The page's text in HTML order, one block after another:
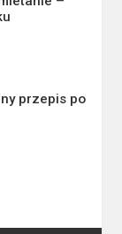
przepis po